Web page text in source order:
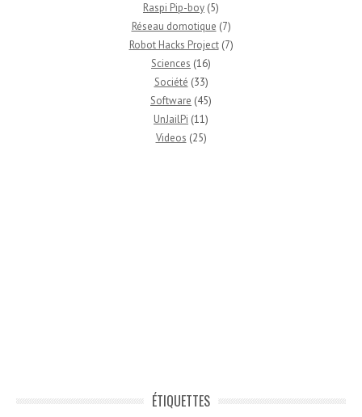
Raspi Pip-boy (5)
Réseau domotique (7)
Robot Hacks Project(7)
Sciences (16)
Société (33)
Software (45)
UnJailPi (11)
Videos (25)
ÉTIQUETTES